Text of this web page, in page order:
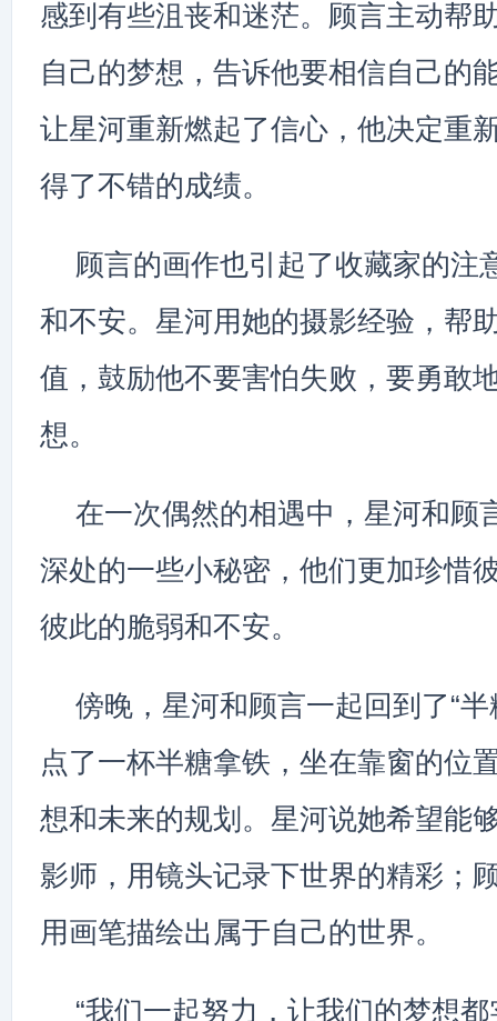
感到有些沮丧和迷茫。顾言主动帮
自己的梦想，告诉他要相信自己的
让星河重新燃起了信心，他决定重
得了不错的成绩。
顾言的画作也引起了收藏家的注
和不安。星河用她的摄影经验，帮
值，鼓励他不要害怕失败，要勇敢
想。
在一次偶然的相遇中，星河和顾
深处的一些小秘密，他们更加珍惜
彼此的脆弱和不安。
傍晚，星河和顾言一起回到了“
点了一杯半糖拿铁，坐在靠窗的位
想和未来的规划。星河说她希望能
影师，用镜头记录下世界的精彩；
用画笔描绘出属于自己的世界。
“我们一起努力，让我们的梦想